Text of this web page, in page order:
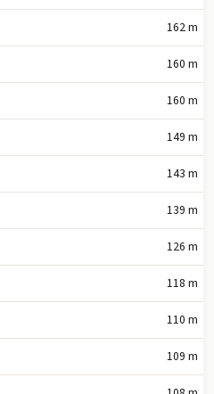
162 m
160 m
160 m
149 m
143 m
139 m
126 m
118 m
110 m
109 m